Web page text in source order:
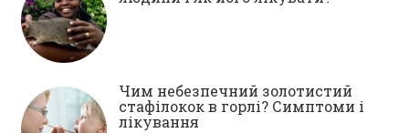
Чим небезпечний золотистий
стафілокок в горлі? Симптоми і
лікування